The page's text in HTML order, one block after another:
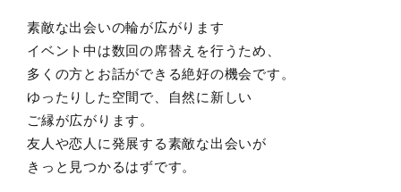
素敵な出会いの輪が広がります
イベント中は数回の席替えを行うため、
多くの方とお話ができる絶好の機会です。
ゆったりした空間で、自然に新しい
ご縁が広がります。
友人や恋人に発展する素敵な出会いが
きっと見つかるはずです。